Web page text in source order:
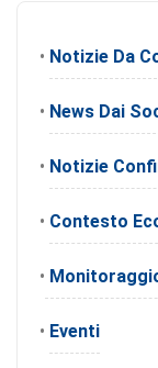
• Notizie Da
• News Dai
• Notizie
• Contesto
•
• Eventi